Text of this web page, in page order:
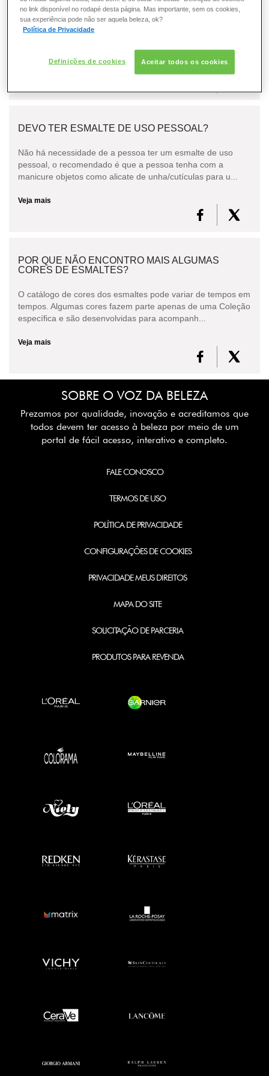
ESMALTE
A concentração no vidro de esmalte algumas vezes pode
ocasionar uma percepção ligeiramente diferente de cor do
DEVO TER ESMALTE DE USO PESSOAL?
Não há necessidade de a pessoa ter um esmalte de uso
pessoal, o recomendado é que a pessoa tenha com a
manicure objetos como alicate de unha/cutículas para u...
Veja mais
POR QUE NÃO ENCONTRO MAIS ALGUMAS
CORES DE ESMALTES?
O catálogo de cores dos esmaltes pode variar de tempos em
tempos. Algumas cores fazem parte apenas de uma Coleção
específica e são desenvolvidas para acompanh...
Veja mais
SOBRE O VOZ DA BELEZA
Prezamos por qualidade, inovação e acreditamos que
todos devem ter acesso à beleza por meio de um
portal de fácil acesso, interativo e completo.
FALE CONOSCO
TERMOS DE USO
POLÍTICA DE PRIVACIDADE
CONFIGURAÇÕES DE COOKIES
PRIVACIDADE MEUS DIREITOS
MAPA DO SITE
SOLICITAÇÃO DE PARCERIA
PRODUTOS PARA REVENDA
no link disponível no rodapé desta página. Mas importante, sem os cookies,
sua experiência pode não ser aquela beleza, ok?
Política de Privacidade
Definições de cookies Aceitar todos os cookies